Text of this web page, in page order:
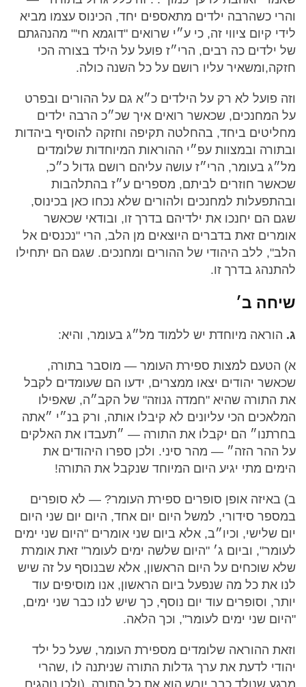
והרי כשהרבה ילדים מתאספים יחד, הכינוס עצמו מביא
לידי קיום ציווי זה, כי ע״י שרואים "דוגמא חי'" מהנהגתם
של ילדים כה רבים, הרי״ז פועל על הילד בצורה הכי
חזקה,ומשאיר עליו רושם על כל השנה כולה.
וזה פועל לא רק על הילדים כ״א גם על ההורים ובפרט
על המחנכים, שכאשר רואים איך שכ״כ הרבה ילדים
מחליטים ביחד, בהחלטה תקיפה וחזקה להוסיף ביהדות
ובתורה ובמצוות עפ״י ההוראות המיוחדות שלומדים
מל״ג בעומר, הרי״ז עושה עליהם רושם גדול כ״כ,
שכאשר חוזרים לביתם, מספרים ע״ז בהתלהבות
ובהתפעלות למחנכים ולהורים שלא נכחו כאן בכינוס,
שגם הם יחנכו את ילדיהם בדרך זו, ובודאי שכאשר
אומרים זאת בדברים היוצאים מן הלב, הרי "נכנסים אל
הלב", ללב היהודי של ההורים ומחנכים. שגם הם יתחילו
להתנהג בדרך זו.
שיחה ב׳
ג. הוראה מיוחדת יש ללמוד מל״ג בעומר, והיא:
א) הטעם למצות ספירת העומר — מוסבר בתורה,
שכאשר יהודים יצאו ממצרים, ידעו הם שעומדים לקבל
את התורה שהיא "חמדה גנוזה" של הקב״ה, שאפילו
המלאכים הכי עליונים לא קיבלו אותה, ורק בנ״י ״אתה
בחרתנו״ הם יקבלו את התורה — ״תעבדו את האלקים
על ההר הזה״ — מהר סיני. ולכן ספרו היהודים את
הימים מתי יגיע היום המיוחד שנקבל את התורה!
ב) באיזה אופן סופרים ספירת העומר? — לא סופרים
במספר סידורי, למשל היום יום אחד, היום יום שני היום
יום שלישי, וכיו״ב, אלא ביום שני אומרים "היום שני ימים
לעומר", וביום ג׳ "היום שלשה ימים לעומר" זאת אומרת
שלא שוכחים על היום הראשון, אלא שבנוסף על זה שיש
לנו את כל מה שנפעל ביום הראשון, אנו מוסיפים עוד
יותר, וסופרים עוד יום נוסף, כך שיש לנו כבר שני ימים,
"היום שני ימים לעומר", וכך הלאה.
וזאת ההוראה שלומדים מספירת העומר, שעל כל ילד
יהודי לדעת את ערך גדלות התורה שניתנה לו ,שהרי
מרגע שנולד כבר יורש הוא את כל התורה, (ולכן נוהגים